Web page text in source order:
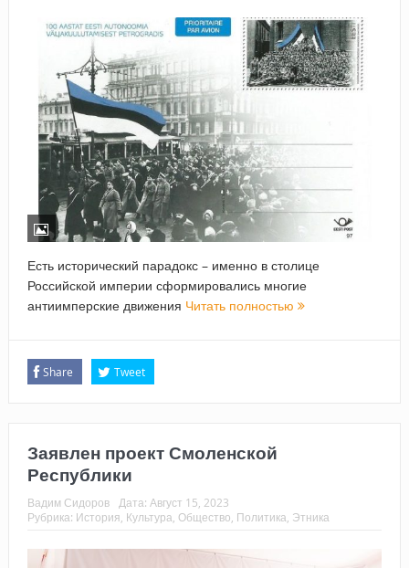
Есть исторический парадокс – именно в столице
Российской империи сформировались многие
антиимперские движения Читать полностью
Share Tweet
Заявлен проект Смоленской
Республики
Вадим Сидоров Дата: Август 15, 2023
Рубрика: История, Культура, Общество, Политика, Этника